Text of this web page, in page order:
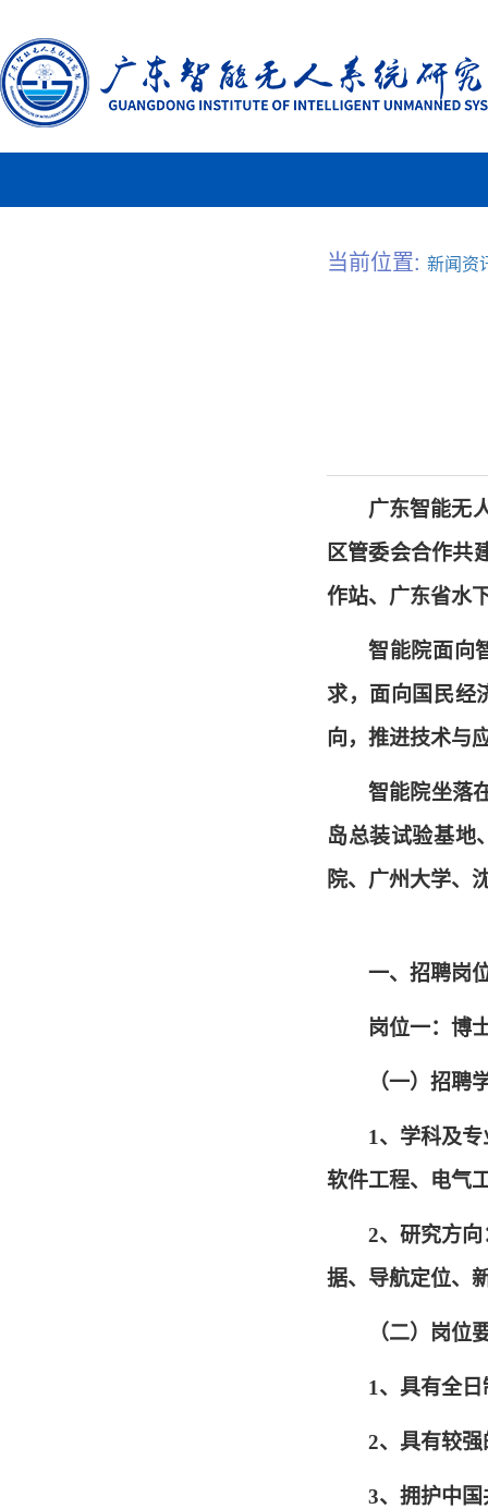
当前位置: 新闻资
广东智能无
区管委会合作共
作站、广东省水
智能院面向
求，面向国民经
向，推进技术与
智能院坐落
岛总装试验基地
院、广州大学、
一、招聘岗
岗位一：博
（一）招聘
1、学科及
软件工程、电气
2、研究方
据、导航定位、
（二）岗位
1、具有全
2、具有较
3、拥护中